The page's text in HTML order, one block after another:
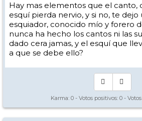
Hay mas elementos que el canto,
esquí pierda nervio, y si no, te dejo
esquiador, conocido mío y forero
nunca ha hecho los cantos ni las
dado cera jamas, y el esquí que
a que se debe ello?
Karma: 0 - Votos positivos: 0 -